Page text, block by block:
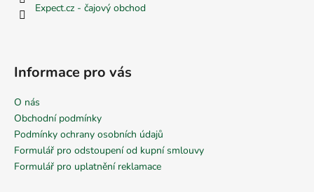
Expect.cz - čajový obchod
Informace pro vás
O nás
Obchodní podmínky
Podmínky ochrany osobních údajů
Formulář pro odstoupení od kupní smlouvy
Formulář pro uplatnění reklamace